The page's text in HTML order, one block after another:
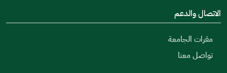
الاتصال والدعم
مقرات الجامعة
تواصل معنا